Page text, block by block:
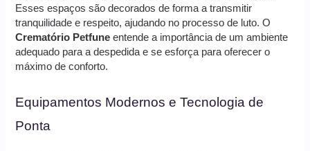
Esses espaços são decorados de forma a transmitir
tranquilidade e respeito, ajudando no processo de luto. O
Crematório Petfune entende a importância de um ambiente
adequado para a despedida e se esforça para oferecer o
máximo de conforto.
Equipamentos Modernos e Tecnologia de
Ponta